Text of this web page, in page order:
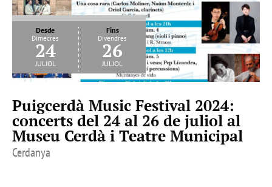
Desde
Dimecres
24
juliol
Fins
Divendres
26
juliol
Puigcerdà Music Festival 2024:
concerts del 24 al 26 de juliol al
Museu Cerdà i Teatre Municipal
Cerdanya